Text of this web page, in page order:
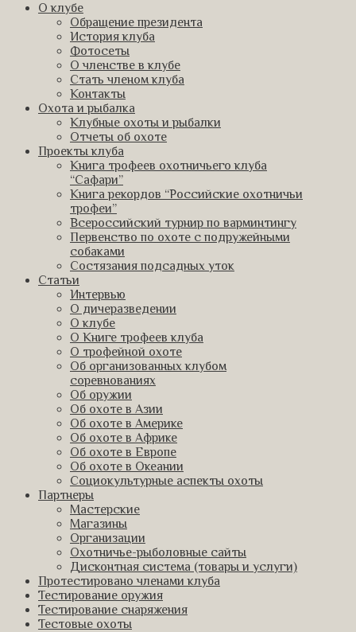
О клубе
Обращение президента
История клуба
Фотосеты
О членстве в клубе
Стать членом клуба
Контакты
Охота и рыбалка
Клубные охоты и рыбалки
Отчеты об охоте
Проекты клуба
Книга трофеев охотничьего клуба
“Сафари”
Книга рекордов “Российские охотничьи
трофеи”
Всероссийский турнир по варминтингу
Первенство по охоте с подружейными
собаками
Состязания подсадных уток
Статьи
Интервью
О дичеразведении
О клубе
О Книге трофеев клуба
О трофейной охоте
Об организованных клубом
соревнованиях
Об оружии
Об охоте в Азии
Об охоте в Америке
Об охоте в Африке
Об охоте в Европе
Об охоте в Океании
Социокультурные аспекты охоты
Партнеры
Мастерские
Магазины
Организации
Охотничье-рыболовные сайты
Дисконтная система (товары и услуги)
Протестировано членами клуба
Тестирование оружия
Тестирование снаряжения
Тестовые охоты